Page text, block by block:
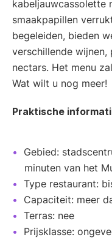
kabeljauwcassolette
smaakpapillen
begeleiden, bieden
verschillende wijnen,
nectars. Het menu
Wat wilt u nog meer!
Praktische
Gebied:
minuten van het
Type restaurant:
Capaciteit: meer
Terras: nee
Prijsklasse: